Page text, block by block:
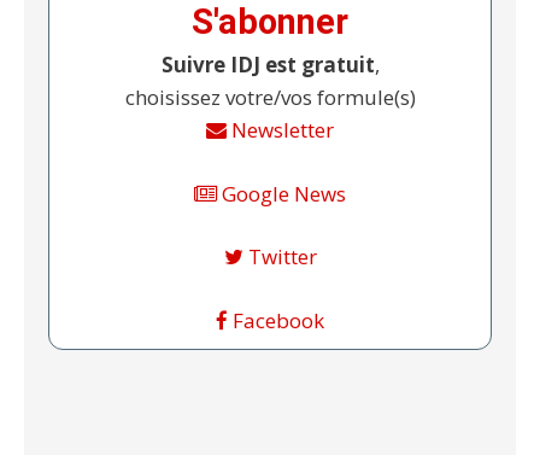
S'abonner
Suivre IDJ est gratuit,
choisissez votre/vos formule(s)
Newsletter
Google News
Twitter
Facebook